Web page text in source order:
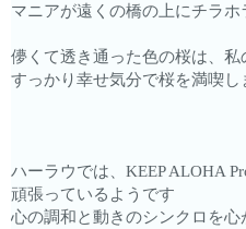
マニアが遠くの橋の上にチラホ
儚くて透き通った色の桜は、私
すっかり幸せ気分で桜を満喫し
ハーラウでは、KEEP ALOHA
頑張っているようです
心の調和と動きのシンクロを